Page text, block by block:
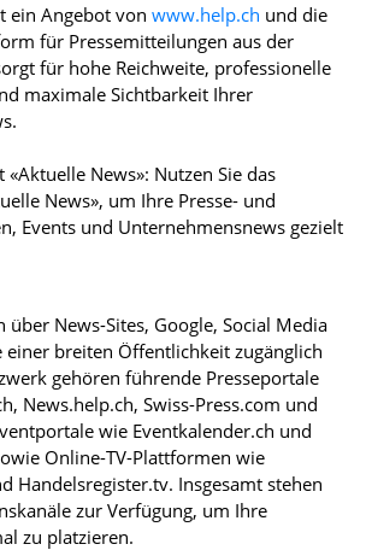
ein Angebot von www.help.ch und die
für Pressemitteilungen aus der
für hohe Reichweite, professionelle
maximale Sichtbarkeit Ihrer
News»: Nutzen Sie das
News», um Ihre Presse- und
Events und Unternehmensnews gezielt
über News-Sites, Google, Social Media
einer breiten Öffentlichkeit zugänglich
gehören führende Presseportale
News.help.ch, Swiss-Press.com und
wie Eventkalender.ch und
Online-TV-Plattformen wie
Handelsregister.tv. Insgesamt stehen
zur Verfügung, um Ihre
zu platzieren.